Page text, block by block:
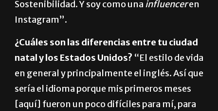
Sostenibilidad. Y soy como una influenceren
Instagram”.
¿Cuáles son las diferencias entre tu ciudad
natal y los Estados Unidos? “El estilo de vida
en general y principalmente el inglés. Así que
sería el idioma porque mis primeros meses
[aquí] fueron un poco difíciles para mí, para